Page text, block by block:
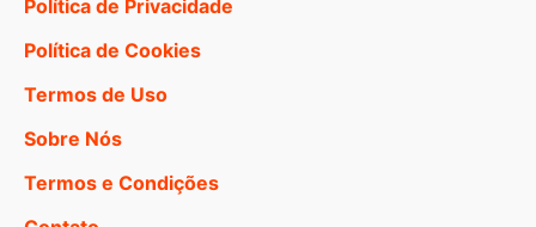
Política de Privacidade
Política de Cookies
Termos de Uso
Sobre Nós
Termos e Condições